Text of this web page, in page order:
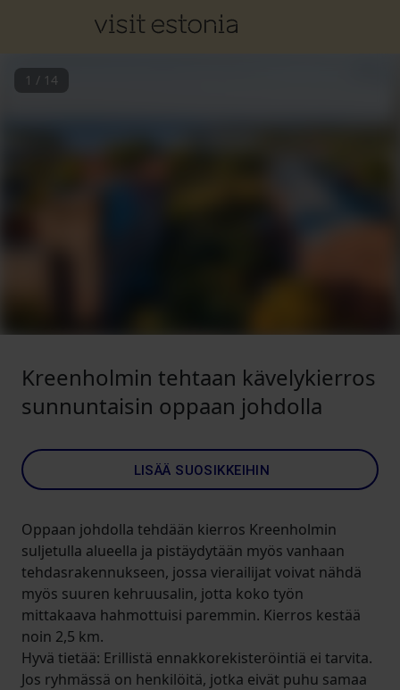
1 / 14
Kreenholmin tehtaan kävelykierros
sunnuntaisin oppaan johdolla
LISÄÄ SUOSIKKEIHIN
Oppaan johdolla tehdään kierros Kreenholmin
suljetulla alueella ja pistäydytään myös vanhaan
tehdasrakennukseen, jossa vierailijat voivat nähdä
myös suuren kehruusalin, jotta koko työn
mittakaava hahmottuisi paremmin. Kierros kestää
noin 2,5 km.
Hyvä tietää: Erillistä ennakkorekisteröintiä ei tarvita.
Jos ryhmässä on henkilöitä, jotka eivät puhu samaa